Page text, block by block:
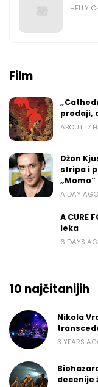
HELLY
Film
prodaji,
ABOUT 17
Džon
stripa i
„Momo“
A DAY AGO
A CURE
leka
6 DAYS
10 najčitanijih
Nikola
3 YEARS
decenije